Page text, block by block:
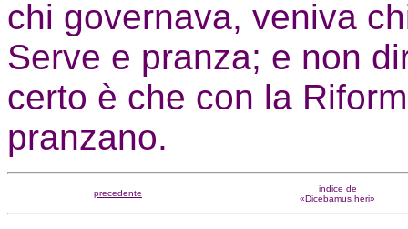
chi governava, veniva
Serve e pranza; e non
certo è che con la
pranzano.
precedente
indice de
«Dicebamus heri»